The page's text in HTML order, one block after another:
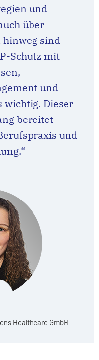
und -
über
hinweg sind
Schutz mit
und
wichtig. Dieser
bereitet
und
Healthcare GmbH